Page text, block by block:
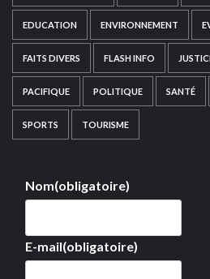
EDUCATION ENVIRONNEMENT
FAITS DIVERS FLASH INFO
PACIFIQUE POLITIQUE SANTÉ
SPORTS TOURISME
Nom(obligatoire)
E-mail(obligatoire)